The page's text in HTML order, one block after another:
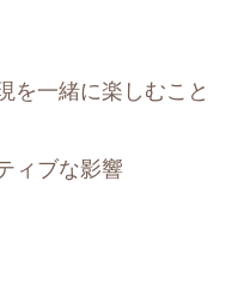
を一緒に楽しむこと
ィブな影響